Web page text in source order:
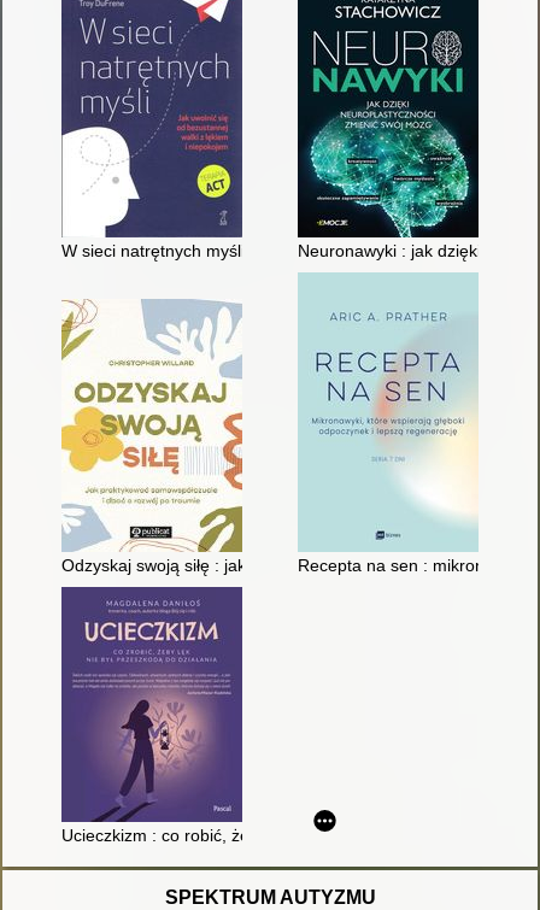
W sieci natrętnych myśli : jak uwolnić się od bezustannej walki
Neuronawyki : jak dzięki
Odzyskaj swoją siłę : jak praktykować samowspółczucie i
Recepta na sen : mikronawyki,
Ucieczkizm : co robić, żeby lęk nie był przeszkodą do
SPEKTRUM AUTYZMU